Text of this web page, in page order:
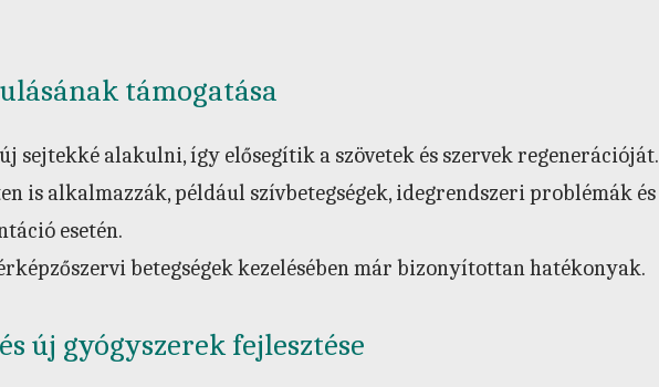
támogatása
sejtekké alakulni, így elősegítik a szövetek és szervek regenerációját.
is alkalmazzák, például szívbetegségek, idegrendszeri problémák és
esetén.
betegségek kezelésében már bizonyítottan hatékonyak.
új gyógyszerek fejlesztése